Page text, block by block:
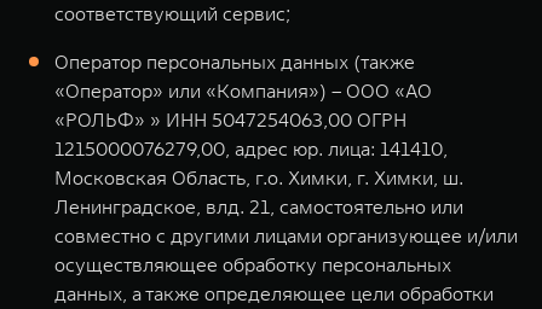
соответствующий сервис;
Оператор персональных данных (также
«Оператор» или «Компания») – ООО «АО
«РОЛЬФ» » ИНН 5047254063,00 ОГРН
1215000076279,00, адрес юр. лица: 141410,
Московская Область, г.о. Химки, г. Химки, ш.
Ленинградское, влд. 21, самостоятельно или
совместно с другими лицами организующее и/или
осуществляющее обработку персональных
данных, а также определяющее цели обработки